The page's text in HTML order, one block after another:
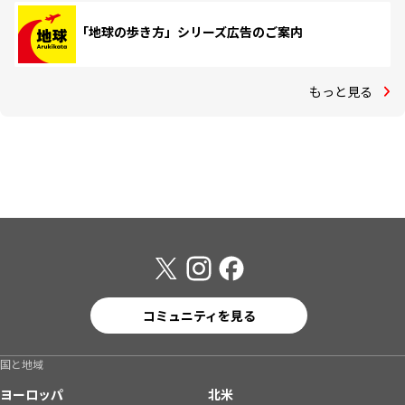
「地球の歩き方」シリーズ広告のご案内
もっと見る
コミュニティを見る
国と地域
ヨーロッパ 北米